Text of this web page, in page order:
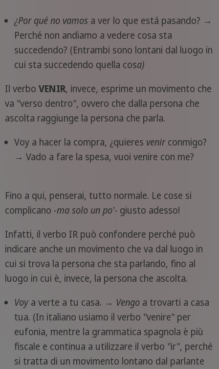
¿Por qué no vamosa ver lo que está pasando? →
Perché non andiamo a vedere cosa sta
succedendo? (Entrambi sono lontani dal luogo in
cui sta succedendo quella cosa)
Il verbo VENIR, invece, esprime un movimento che
va "verso dentro", ovvero che dalla persona che
ascolta raggiunge la persona che parla.
Voy a hacer la compra, ¿quieres venirconmigo?
→ Vado a fare la spesa, vuoi venire con me?
Fino a qui, penserai, tutto normale. Le cose si
complicano -ma solo un po'- giusto adesso!
Infatti, il verbo IR può confondere perché può
indicare anche un movimento che va dal luogo in
cui si trova la persona che sta parlando, fino al
luogo in cui è, invece, la persona che ascolta.
Voya verte a tu casa. → Vengoa trovarti a casa
tua. (In italiano usiamo il verbo "venire" per
eufonia, mentre la grammatica spagnola è più
fiscale e continua a utilizzare il verbo "ir", perché
si tratta di un movimento lontano dal parlante